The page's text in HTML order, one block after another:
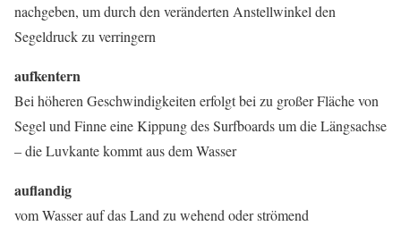
nachgeben, um durch den veränderten Anstellwinkel den
Segeldruck zu verringern
aufkentern
Bei höheren Geschwindigkeiten erfolgt bei zu großer Fläche von
Segel und Finne eine Kippung des Surfboards um die Längsachse
– die Luvkante kommt aus dem Wasser
auflandig
vom Wasser auf das Land zu wehend oder strömend